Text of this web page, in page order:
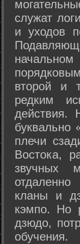
служат
и уходов
второй и
редким
действия.
буквально
плечи
Востока,
звучных
кланы и
кэмпо. Но
дзюдо,
обучения.